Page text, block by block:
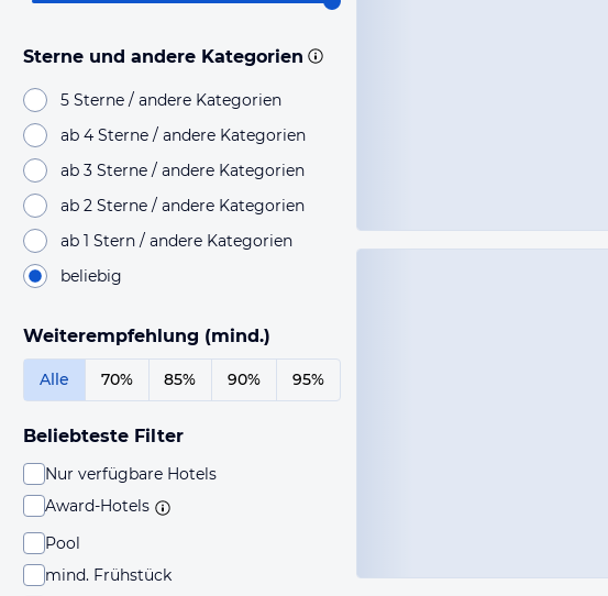
Sterne und andere Kategorien
5 Sterne / andere Kategorien
ab 4 Sterne / andere Kategorien
ab 3 Sterne / andere Kategorien
ab 2 Sterne / andere Kategorien
ab 1 Stern / andere Kategorien
beliebig
Weiterempfehlung (mind.)
Alle 70% 85% 90% 95%
Beliebteste Filter
Nur verfügbare Hotels
Award-Hotels
Pool
mind. Frühstück